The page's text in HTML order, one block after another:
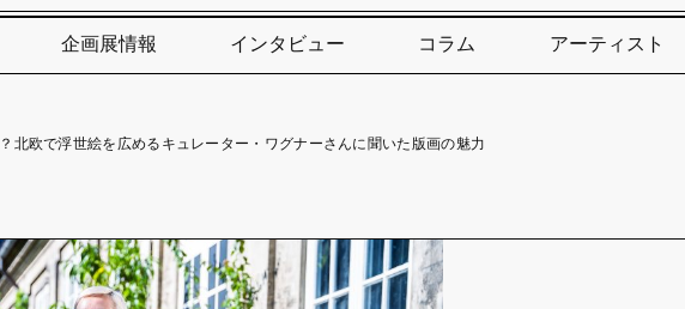
企画展情報 インタビュー コラム アーティスト
北欧で浮世絵を広めるキュレーター・ワグナーさんに聞いた版画の魅力